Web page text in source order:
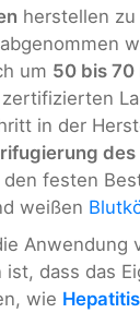
herstellen
abgenommen
um 50 bis 70
in der
des
festen
weißen
Anwendung
dass das
wie Hepatitis